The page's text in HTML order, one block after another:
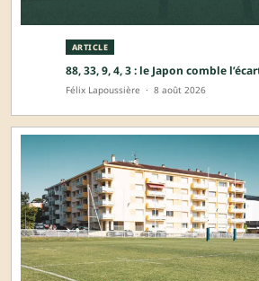
ARTICLE
88, 33, 9, 4, 3 : le Japon comble
Félix Lapoussière · 8 août 2026